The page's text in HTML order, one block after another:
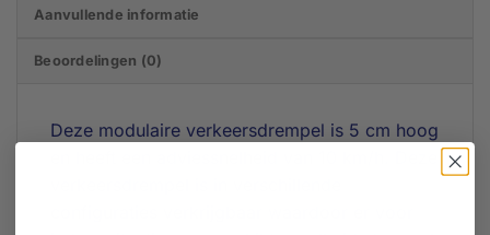
Aanvullende informatie
Beoordelingen (0)
Deze modulaire verkeersdrempel is 5 cm hoog